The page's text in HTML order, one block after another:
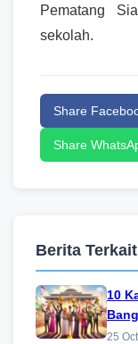
Pematang
sekolah.
Share
Share
Berita Terkait
10
25